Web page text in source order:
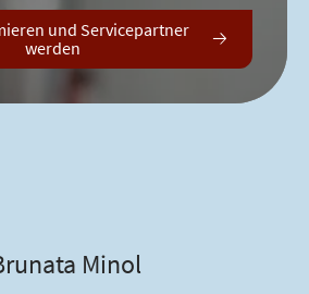
und Servicepartner
werden
Minol